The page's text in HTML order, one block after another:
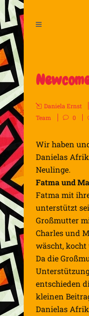
Daniela Ernst
Team
0
Wir haben
Danielas
Neulinge.
Fatma und
Fatma mit
unterstützt
Großmutter
Charles und
wäscht,
Da die
entschieden
kleinen
Danielas